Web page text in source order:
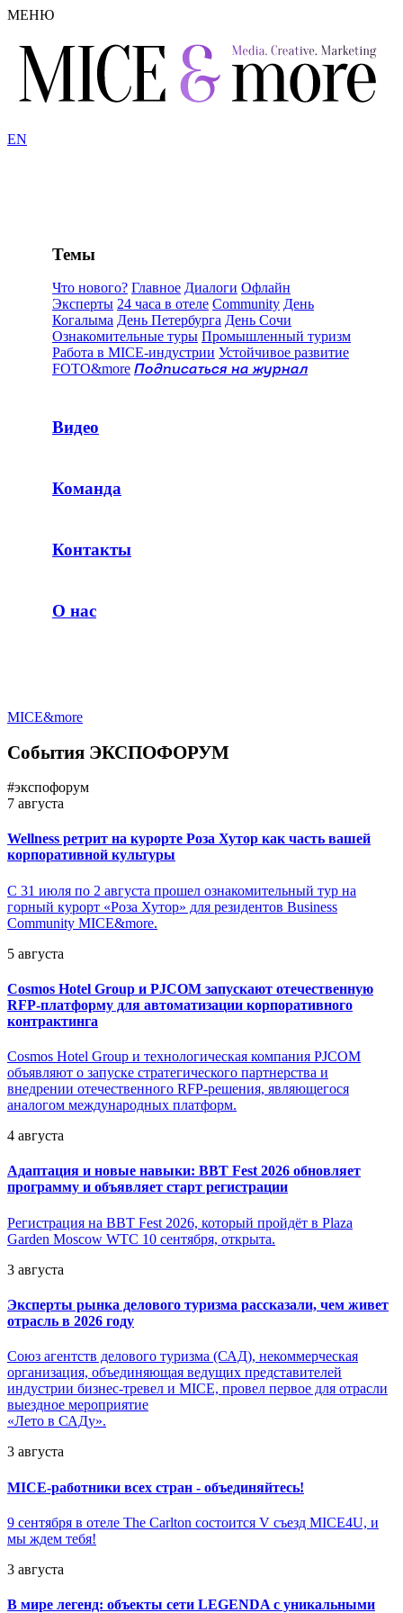
МЕНЮ
EN
Темы
Что нового? Главное Диалоги Офлайн
Эксперты 24 часа в отеле Community День
Когалыма День Петербурга День Сочи
Ознакомительные туры Промышленный туризм
Работа в MICE-индустрии Устойчивое развитие
FOTO&more Подписаться на журнал
Видео
Команда
Контакты
О нас
MICE&more
События ЭКСПОФОРУМ
#экспофорум
7 августа
Wellness ретрит на курорте Роза Хутор как часть вашей
корпоративной культуры
С 31 июля по 2 августа прошел ознакомительный тур на
горный курорт «Роза Хутор» для резидентов Business
Community MICE&more.
5 августа
Cosmos Hotel Group и PJCOM запускают отечественную
RFP-платформу для автоматизации корпоративного
контрактинга
Cosmos Hotel Group и технологическая компания PJCOM
объявляют о запуске стратегического партнерства и
внедрении отечественного RFP-решения, являющегося
аналогом международных платформ.
4 августа
Адаптация и новые навыки: BBT Fest 2026 обновляет
программу и объявляет старт регистрации
Регистрация на BBT Fest 2026, который пройдёт в Plaza
Garden Moscow WTC 10 сентября, открыта.
3 августа
Эксперты рынка делового туризма рассказали, чем живет
отрасль в 2026 году
Союз агентств делового туризма (САД), некоммерческая
организация, объединяющая ведущих представителей
индустрии бизнес-тревел и MICE, провел первое для отрасли
выездное мероприятие
«Лето в САДу».
3 августа
MICE-работники всех стран - объединяйтесь!
9 сентября в отеле The Carlton состоится V съезд MICE4U, и
мы ждем тебя!
3 августа
В мире легенд: объекты сети LEGENDA с уникальными